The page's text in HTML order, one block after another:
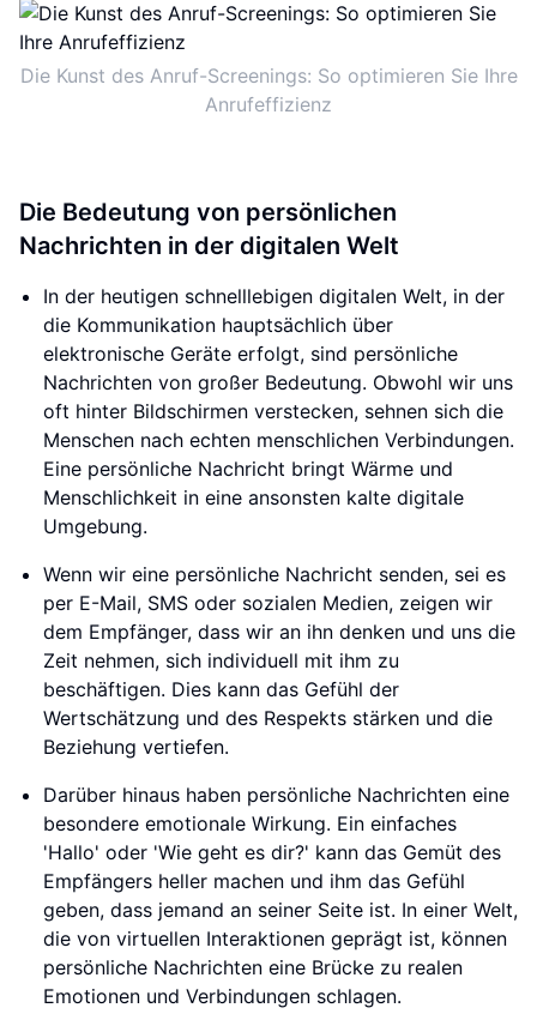
Die Kunst des Anruf-Screenings: So optimieren Sie Ihre
Anrufeffizienz
Die Bedeutung von persönlichen
Nachrichten in der digitalen Welt
In der heutigen schnelllebigen digitalen Welt, in der
die Kommunikation hauptsächlich über
elektronische Geräte erfolgt, sind persönliche
Nachrichten von großer Bedeutung. Obwohl wir uns
oft hinter Bildschirmen verstecken, sehnen sich die
Menschen nach echten menschlichen Verbindungen.
Eine persönliche Nachricht bringt Wärme und
Menschlichkeit in eine ansonsten kalte digitale
Umgebung.
Wenn wir eine persönliche Nachricht senden, sei es
per E-Mail, SMS oder sozialen Medien, zeigen wir
dem Empfänger, dass wir an ihn denken und uns die
Zeit nehmen, sich individuell mit ihm zu
beschäftigen. Dies kann das Gefühl der
Wertschätzung und des Respekts stärken und die
Beziehung vertiefen.
Darüber hinaus haben persönliche Nachrichten eine
besondere emotionale Wirkung. Ein einfaches
'Hallo' oder 'Wie geht es dir?' kann das Gemüt des
Empfängers heller machen und ihm das Gefühl
geben, dass jemand an seiner Seite ist. In einer Welt,
die von virtuellen Interaktionen geprägt ist, können
persönliche Nachrichten eine Brücke zu realen
Emotionen und Verbindungen schlagen.